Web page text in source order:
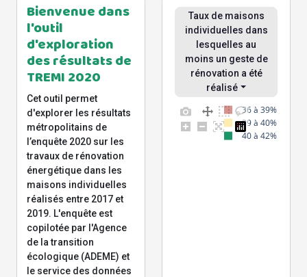
Bienvenue dans
l'outil
d'exploration
des résultats de
TREMI 2020
Cet outil permet
d'explorer les résultats
métropolitains de
l’enquête 2020 sur les
travaux de rénovation
énergétique dans les
maisons individuelles
réalisés entre 2017 et
2019. L'enquête est
copilotée par l'Agence
de la transition
écologique (ADEME) et
le service des données
Taux de maisons
individuelles dans
lesquelles au
moins un geste de
rénovation a été
réalisé
36 à 39%
39 à 40%
40 à 42%